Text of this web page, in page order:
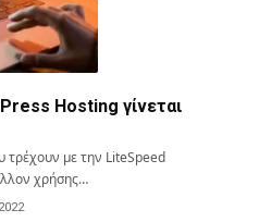
Hosting γίνεται
με την LiteSpeed
χρήσης…